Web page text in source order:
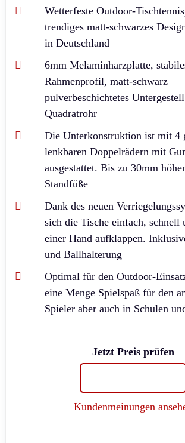
Wetterfeste Outdoor-
trendiges matt-schwarzes
in Deutschland
6mm Melaminharzplatte,
Rahmenprofil, matt-schwarz
pulverbeschichtetes
Quadratrohr
Die Unterkonstruktion ist mit 4
lenkbaren Doppelrädern mit
ausgestattet. Bis zu 30mm
Standfüße
Dank des neuen
sich die Tische einfach, schnell
einer Hand aufklappen.
und Ballhalterung
Optimal für den Outdoor-
eine Menge Spielspaß für den
Spieler aber auch in Schulen
Jetzt Preis prüfen
Kundenmeinungen